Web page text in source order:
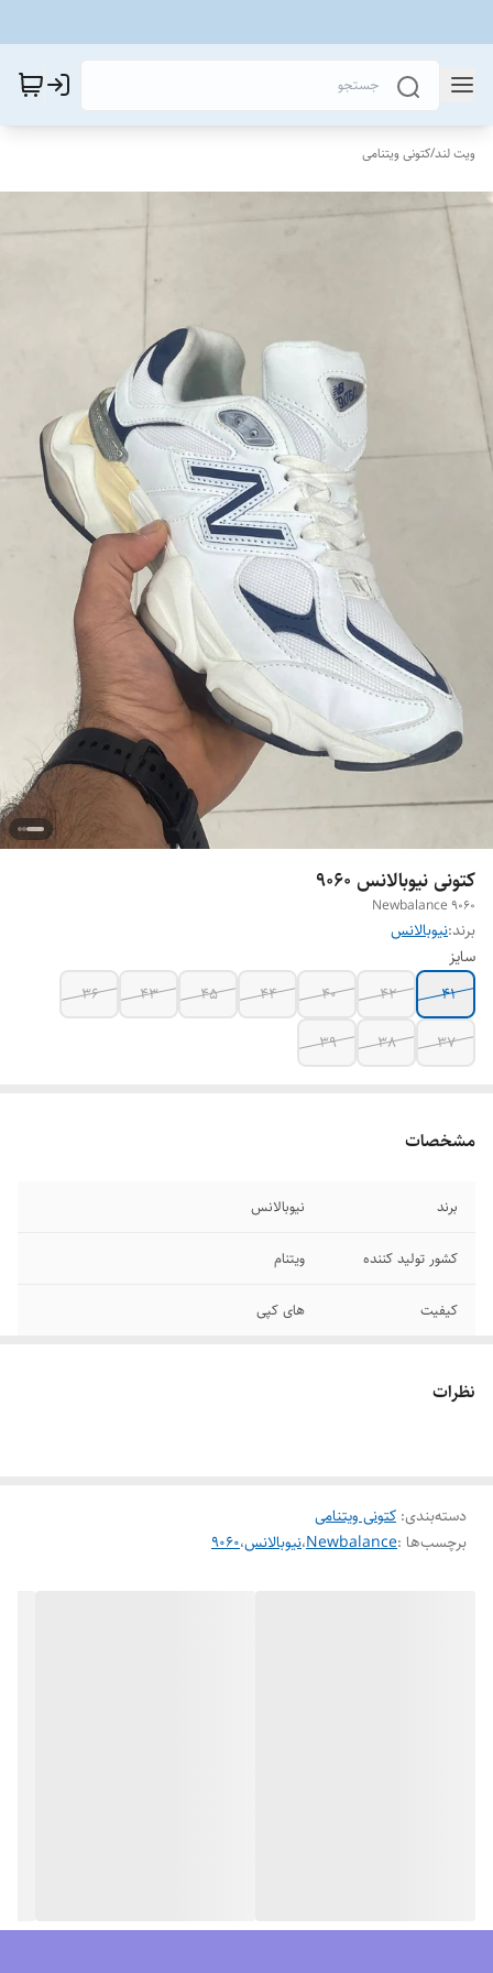
ویت لند/کتونی ویتنامی
کتونی نیوبالانس ۹۰۶۰
Newbalance 9060
برند:نیوبالانس
سایز
۴۱
۴۲ ۴۰ ۴۴ ۴۵ ۴۳
36
37
38
39
مشخصات
برند نیوبالانس
کشور تولید کننده ویتنام
کیفیت های کپی
در ماشین لباسشویی
نظرات
دسته‌بندی: کتونی ویتنامی
برچسب‌ها :Newbalance،نیوبالانس،۹۰۶۰